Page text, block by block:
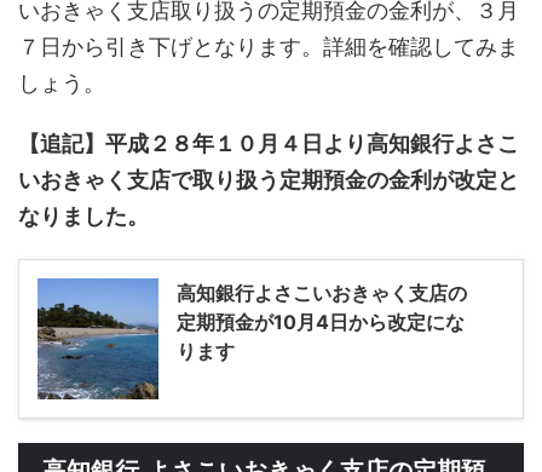
いおきゃく支店取り扱うの定期預金の金利が、３月
７日から引き下げとなります。詳細を確認してみま
しょう。
【追記】平成２８年１０月４日より高知銀行よさこ
いおきゃく支店で取り扱う定期預金の金利が改定と
なりました。
高知銀行よさこいおきゃく支店の
定期預金が10月4日から改定にな
ります